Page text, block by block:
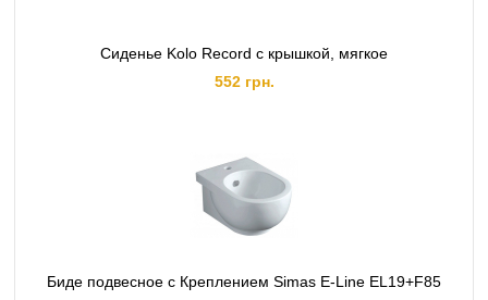
Сиденье Kolo Record с крышкой, мягкое
552 грн.
Биде подвесное с Креплением Simas E-Line EL19+F85